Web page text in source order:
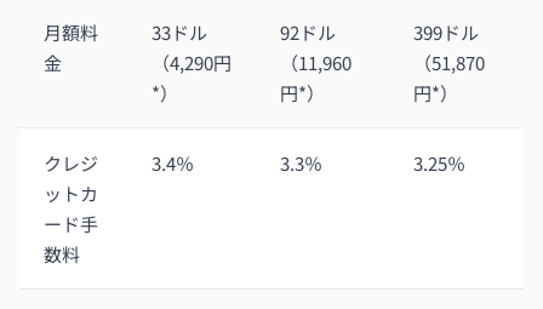
月額料
金
33ドル
（4,290円
*）
92ドル
（11,960
円*）
399ドル
（51,870
円*）
クレジ
ットカ
ード手
数料
3.4％ 3.3％ 3.25％